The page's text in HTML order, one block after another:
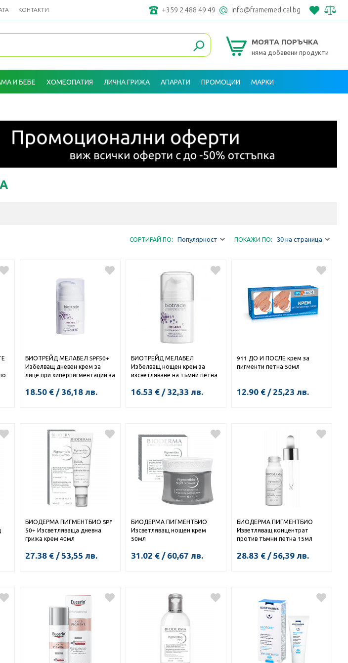
КОНТАКТИ +359 2 488 49 49 info@framemedical.bg
МОЯТА ПОРЪЧКА
няма добавени продукти
И БЕБЕ ХОМЕОПАТИЯ ЛИЧНА ГРИЖА АПАРАТИ ПРОМОЦИИ МАРКИ
СОРТИРАЙ ПО: Популярност ПОКАЖИ ПО: 30 на страница
БИОТРЕЙД МЕЛАБЕЛ SPF50+
Избелващ дневен крем за
лице при хиперпигментации за
18.50 € / 36,18 лв.
КУПИ
БИОТРЕЙД МЕЛАБЕЛ
Избелващ нощен крем за
изсветляване на тъмни петна
16.53 € / 32,33 лв.
КУПИ
911 ДО И ПОСЛЕ крем за
пигменти петна 50мл
12.90 € / 25,23 лв.
БИОДЕРМА ПИГМЕНТБИО SPF
50+ Изсветляваща дневна
грижа крем 40мл
27.38 € / 53,55 лв.
КУПИ
БИОДЕРМА ПИГМЕНТБИО
Изсветляващ нощен крем
50мл
31.02 € / 60,67 лв.
КУПИ
БИОДЕРМА ПИГМЕНТБИО
Изветляващ концентрат
против тъмни петна 15мл
28.83 € / 56,39 лв.